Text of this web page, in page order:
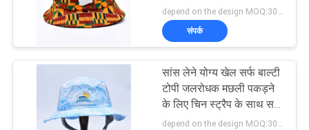
साइटमैप
PRIVACY
POLICY
5 पैनल ट्रक कैप
181
depend on the design MOQ:300PCS/STYLE/COLOR/SIZE
संपर्क
सांस लेने योग्य खेल सर्फ बाल्टी
टोपी जलरोधक मछली पकड़ने
के लिए चिन स्ट्रैप के साथ सर्फ
टोपी
depend on the design MOQ:300PCS/STYLE/COLOR/SIZE